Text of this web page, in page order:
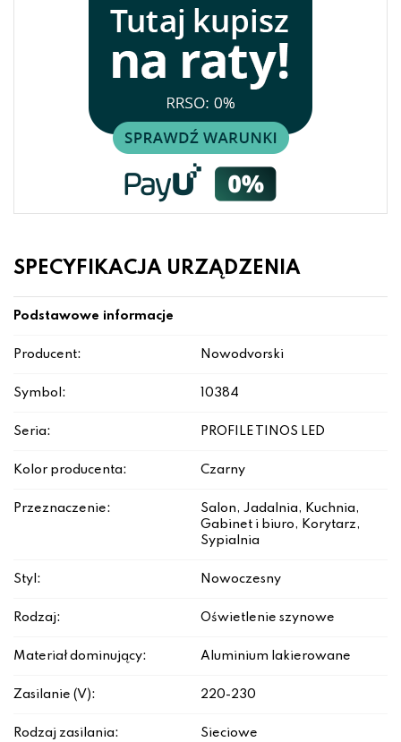
SPECYFIKACJA URZĄDZENIA
Podstawowe informacje
Producent: Nowodvorski
Symbol: 10384
Seria: PROFILE TINOS LED
Kolor producenta: Czarny
Przeznaczenie:
Salon, Jadalnia, Kuchnia,
Gabinet i biuro, Korytarz,
Sypialnia
Styl: Nowoczesny
Rodzaj: Oświetlenie szynowe
Materiał dominujący: Aluminium lakierowane
Zasilanie (V): 220-230
Rodzaj zasilania: Sieciowe